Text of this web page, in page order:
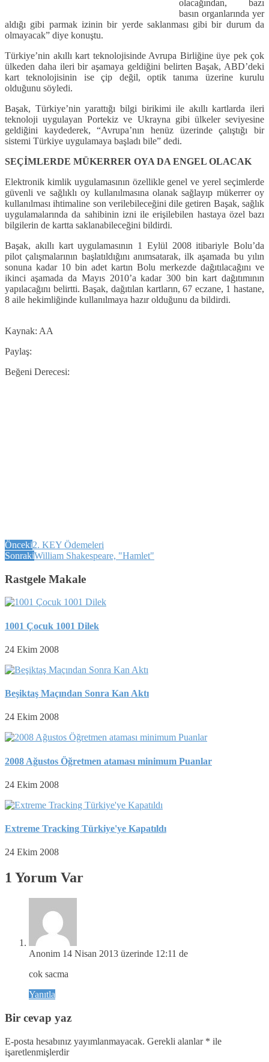
olacağından, bazı
basın organlarında yer
aldığı gibi parmak izinin bir yerde saklanması gibi bir durum da
olmayacak” diye konuştu.
Türkiye’nin akıllı kart teknolojisinde Avrupa Birliğine üye pek çok
ülkeden daha ileri bir aşamaya geldiğini belirten Başak, ABD’deki
kart teknolojisinin ise çip değil, optik tanıma üzerine kurulu
olduğunu söyledi.
Başak, Türkiye’nin yarattığı bilgi birikimi ile akıllı kartlarda ileri
teknoloji uygulayan Portekiz ve Ukrayna gibi ülkeler seviyesine
geldiğini kaydederek, “Avrupa’nın henüz üzerinde çalıştığı bir
sistemi Türkiye uygulamaya başladı bile” dedi.
SEÇİMLERDE MÜKERRER OYA DA ENGEL OLACAK
Elektronik kimlik uygulamasının özellikle genel ve yerel seçimlerde
güvenli ve sağlıklı oy kullanılmasına olanak sağlayıp mükerrer oy
kullanılması ihtimaline son verilebileceğini dile getiren Başak, sağlık
uygulamalarında da sahibinin izni ile erişilebilen hastaya özel bazı
bilgilerin de kartta saklanabileceğini bildirdi.
Başak, akıllı kart uygulamasının 1 Eylül 2008 itibariyle Bolu’da
pilot çalışmalarının başlatıldığını anımsatarak, ilk aşamada bu yılın
sonuna kadar 10 bin adet kartın Bolu merkezde dağıtılacağını ve
ikinci aşamada da Mayıs 2010’a kadar 300 bin kart dağıtımının
yapılacağını belirtti. Başak, dağıtılan kartların, 67 eczane, 1 hastane,
8 aile hekimliğinde kullanılmaya hazır olduğunu da bildirdi.
Kaynak: AA
Paylaş:
Beğeni Derecesi:
Önceki2. KEY Ödemeleri
SonrakiWilliam Shakespeare, "Hamlet"
Rastgele Makale
1001 Çocuk 1001 Dilek
24 Ekim 2008
Beşiktaş Maçından Sonra Kan Aktı
24 Ekim 2008
2008 Ağustos Öğretmen ataması minimum Puanlar
24 Ekim 2008
Extreme Tracking Türkiye'ye Kapatıldı
24 Ekim 2008
1 Yorum Var
Anonim 14 Nisan 2013 üzerinde 12:11 de
cok sacma
Yanıtla
Bir cevap yaz
E-posta hesabınız yayımlanmayacak. Gerekli alanlar * ile
işaretlenmişlerdir